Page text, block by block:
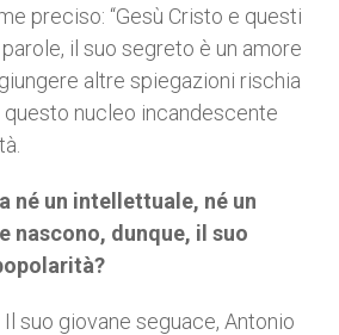
preciso: “Gesù Cristo e questi
il suo segreto è un amore
altre spiegazioni rischia
nucleo incandescente
né un intellettuale, né un
nascono, dunque, il suo
suo giovane seguace, Antonio